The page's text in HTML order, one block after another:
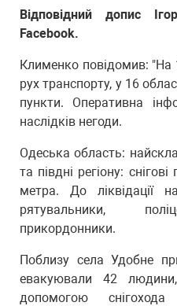
Відповідний допис
Facebook.
Клименко повідомив: "На
рух транспорту, у 16
пункти. Оперативна
наслідків негоди.
Одеська область:
та півдні регіону:
метра. До ліквідації
рятувальники,
прикордонники.
Поблизу села Удобне
евакуювали 42
допомогою